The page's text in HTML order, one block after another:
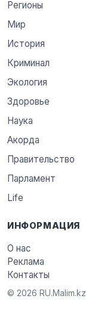
Регионы
Мир
История
Криминал
Экология
Здоровье
Наука
Акорда
Правительство
Парламент
Life
ИНФОРМАЦИЯ
О нас
Реклама
Контакты
© 2026 RU.Malim.kz